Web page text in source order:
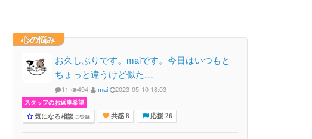
心の悩み
お久しぶりです。maiです。今日はいつもと
ちょっと違うけど似た…
11 494 mai 2023-05-10 18:03
スタッフのお返事希望
気になる相談に登録 共感 8 応援 26